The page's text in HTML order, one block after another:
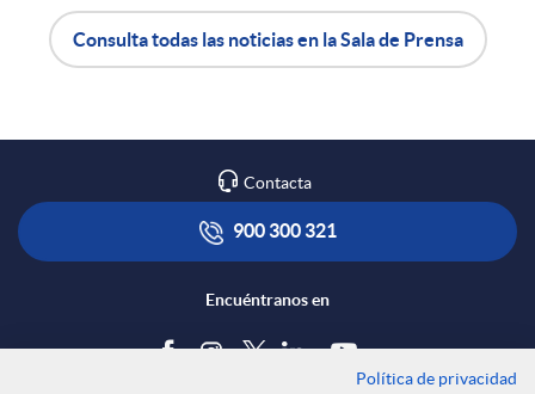
R
e
d
A
p
l
o
t
Consulta todas las noticias en la Sala de Prensa
Contacta
900 300 321
Encuéntranos en
Política de privacidad